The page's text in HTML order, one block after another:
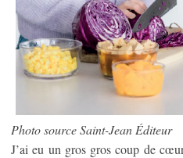
Photo source Saint-Jean Éditeur
J’ai eu un gros gros coup de